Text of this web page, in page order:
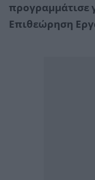
προγραμμάτισε
Επιθεώρηση